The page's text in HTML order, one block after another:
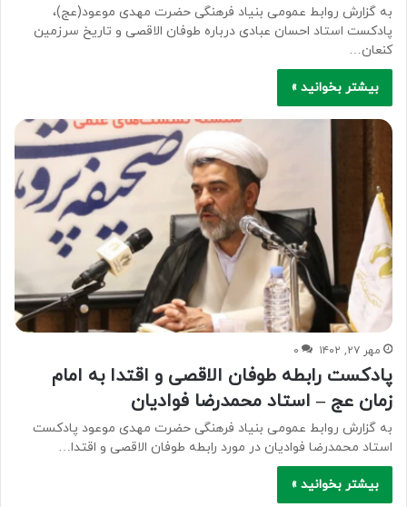
به گزارش روابط‌ عمومی بنیاد فرهنگی حضرت مهدی موعود(عج)،
پادکست استاد احسان عبادی درباره طوفان الاقصی و تاریخ سرزمین
کنعان…
بیشتر بخوانید »
مهر ۲۷, ۱۴۰۲ ۰
پادکست رابطه طوفان الاقصی و اقتدا به امام
زمان عج – استاد محمدرضا فوادیان
به گزارش روابط عمومی بنیاد فرهنگی حضرت مهدی موعود پادکست
استاد محمدرضا فوادیان در مورد رابطه طوفان الاقصی و اقتدا…
بیشتر بخوانید »